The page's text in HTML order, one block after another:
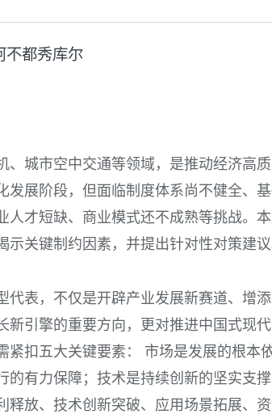
不都秀库尔
、城市空中交通等领域，是推动经济高
发展阶段，但面临制度体系尚不健全、
人才短缺、商业模式还不成熟等挑战。
关键制约因素，并提出针对性对策建议
代表，不仅是开辟产业发展新赛道、增
新引擎的重要方向，更对推进中国式现
紧扣五大关键要素： 市场是发展的根本
的有力保障；技术是持续创新的坚实支撑
释放、技术创新突破、应用场景拓展、